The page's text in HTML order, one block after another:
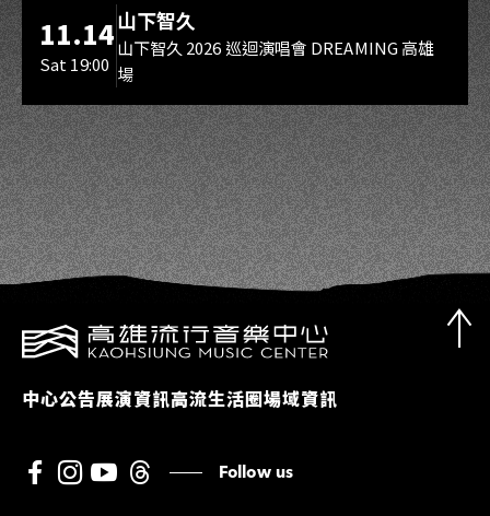
11.14
Sat 19:00
山下智久
山下智久 2026 巡迴演唱會 DREAMING 高雄
場
中心公告展演資訊高流生活圈場域資訊
Follow us